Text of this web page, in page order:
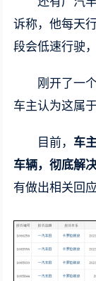
诉称，他每天
段会低速行驶
刚开了一
车主认为这属
目前， 车
车辆，彻底解
有做出相关回应